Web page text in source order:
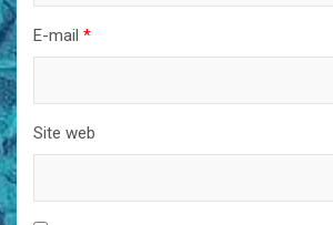
E-mail *
Site web